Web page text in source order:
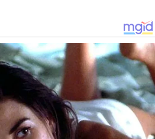
sokongan diikrarkan
anak tersebut akan
stabil sekiranya tidak dijaga